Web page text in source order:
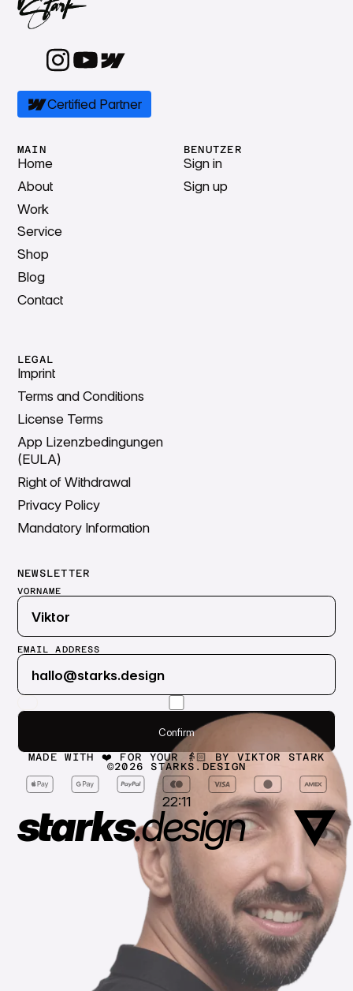
Certified Partner
MAIN
Home
About
Work
Service
Shop
Blog
Contact
BENUTZER
Sign in
Sign up
LEGAL
Imprint
Terms and Conditions
License Terms
App Lizenzbedingungen
(EULA)
Right of Withdrawal
Privacy Policy
Mandatory Information
NEWSLETTER
VORNAME
EMAIL ADDRESS
Confirm
Submit
Confirm
starks.design
MADE WITH ❤️ FOR YOUR 👵🏻 BY VIKTOR STARK
©2026 STARKS.DESIGN
22:11